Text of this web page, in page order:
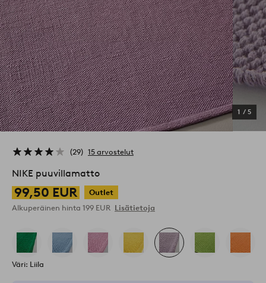
1 / 5
29 15 arvostelut
NIKE puuvillamatto
99,50 EUR
Outlet
Alkuperäinen hinta 199 EUR Lisätietoja
Väri: Liila